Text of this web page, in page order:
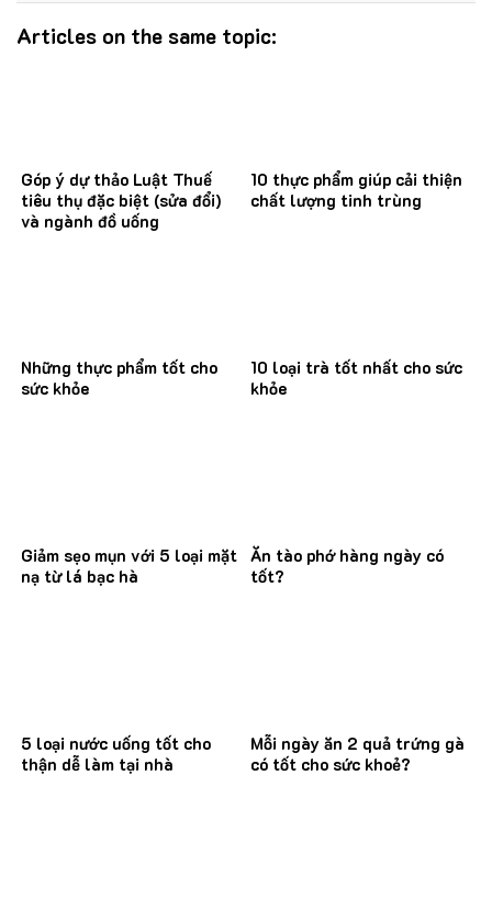
Articles on the same topic:
Góp ý dự thảo Luật Thuế
tiêu thụ đặc biệt (sửa đổi)
và ngành đồ uống
10 thực phẩm giúp cải thiện
chất lượng tinh trùng
Những thực phẩm tốt cho
sức khỏe
10 loại trà tốt nhất cho sức
khỏe
Giảm sẹo mụn với 5 loại mặt
nạ từ lá bạc hà
Ăn tào phớ hàng ngày có
tốt?
5 loại nước uống tốt cho
thận dễ làm tại nhà
Mỗi ngày ăn 2 quả trứng gà
có tốt cho sức khoẻ?